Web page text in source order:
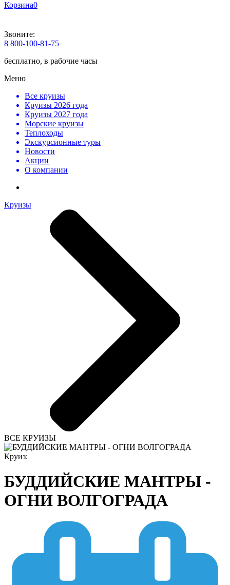
Корзина0
Звоните:
8 800-100-81-75
бесплатно, в рабочие часы
Меню
Все круизы
Круизы 2026 года
Круизы 2027 года
Морские круизы
Теплоходы
Экскурсионные туры
Новости
Акции
О компании
Круизы
ВСЕ КРУИЗЫ
Круиз:
БУДДИЙСКИЕ МАНТРЫ -
ОГНИ ВОЛГОГРАДА